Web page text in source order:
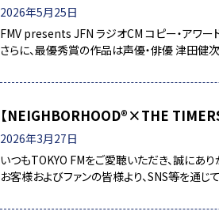
2026年5月25日
FMV presents JFN ラジオCM コピー・アワー
さらに、最優秀賞の作品は声優・俳優 津田健
【NEIGHBORHOOD®×THE
2026年3月27日
いつもTOKYO FMをご愛聴いただき、誠にあ
お客様およびファンの皆様より、SNS等を通